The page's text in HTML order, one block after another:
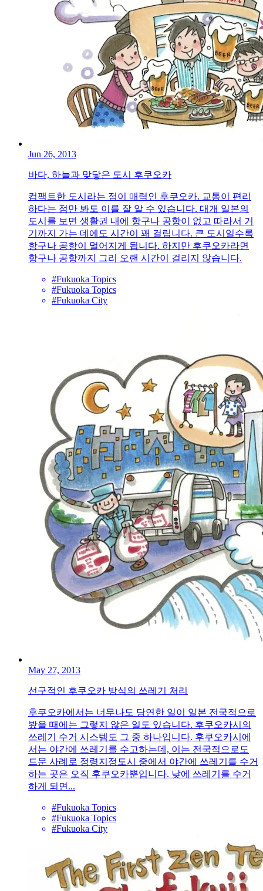
Jun 26, 2013
바다, 하늘과 맞닿은 도시 후쿠오카
컴팩트한 도시라는 점이 매력인 후쿠오카. 교통이 편리
하다는 점만 봐도 이를 잘 알 수 있습니다. 대개 일본의
도시를 보면 생활권 내에 항구나 공항이 없고 따라서 거
기까지 가는 데에도 시간이 꽤 걸립니다. 큰 도시일수록
항구나 공항이 멀어지게 됩니다. 하지만 후쿠오카라면
항구나 공항까지 그리 오랜 시간이 걸리지 않습니다.
#Fukuoka Topics
#Fukuoka Topics
#Fukuoka City
May 27, 2013
선구적인 후쿠오카 방식의 쓰레기 처리
후쿠오카에서는 너무나도 당연한 일이 일본 전국적으로
봤을 때에는 그렇지 않은 일도 있습니다. 후쿠오카시의
쓰레기 수거 시스템도 그 중 하나입니다. 후쿠오카시에
서는 야간에 쓰레기를 수고하는데, 이는 전국적으로도
드문 사례로 정령지정도시 중에서 야간에 쓰레기를 수거
하는 곳은 오직 후쿠오카뿐입니다. 낮에 쓰레기를 수거
하게 되면...
#Fukuoka Topics
#Fukuoka Topics
#Fukuoka City